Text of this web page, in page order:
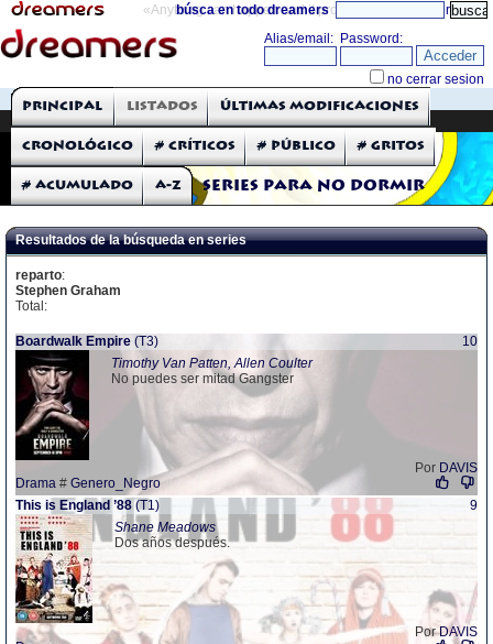
«Anything can happen and it probably will» directorio
búsca en todo dreamers
THE DREAMERS
Críticas: Series de TV
Series para no dormir
Principal Listados Últimas modificaciones
Cronológico # Críticos # Público # Gritos
# Acumulado A-Z
Resultados de la búsqueda en series
reparto:
Stephen Graham
Total:
Boardwalk Empire (T3)
10
Timothy Van Patten, Allen Coulter
No puedes ser mitad Gangster
Por DAVIS
Drama # Genero_Negro
This is England ’88 (T1)
9
Shane Meadows
Dos años después.
PorDAVIS